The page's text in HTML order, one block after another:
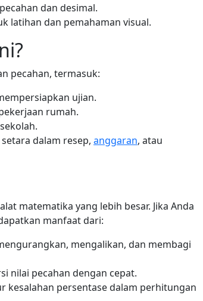
dan desimal.
latihan dan pemahaman visual.
pecahan, termasuk:
ujian.
rumah.
dalam resep, anggaran, atau
matematika yang lebih besar. Jika Anda
manfaat dari:
mengalikan, dan membagi
nilai pecahan dengan cepat.
kesalahan persentase dalam perhitungan